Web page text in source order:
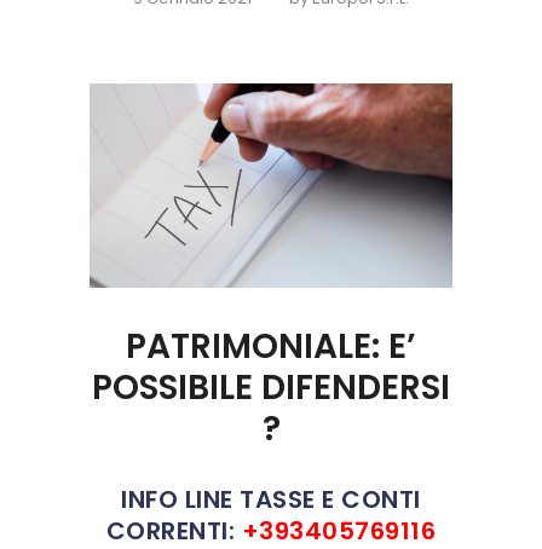
PATRIMONIALE: E’
POSSIBILE DIFENDERSI
?
INFO LINE TASSE E CONTI
CORRENTI: +393405769116